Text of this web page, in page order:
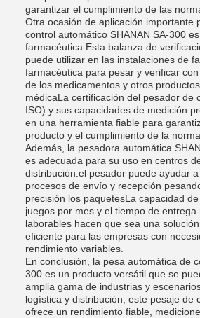
garantizar el cumplimiento de las
Otra ocasión de aplicación importante
control automático SHANAN SA-300
farmacéutica.Esta balanza de
puede utilizar en las instalaciones de
farmacéutica para pesar y verificar
de los medicamentos y otros
médicaLa certificación del pesador de
ISO) y sus capacidades de medición
en una herramienta fiable para
producto y el cumplimiento de la
Además, la pesadora automática
es adecuada para su uso en centros
distribución.el pesador puede ayudar
procesos de envío y recepción
precisión los paquetesLa capacidad
juegos por mes y el tiempo de
laborables hacen que sea una
eficiente para las empresas con
rendimiento variables.
En conclusión, la pesa automática de
300 es un producto versátil que se
amplia gama de industrias y
logística y distribución, este pesaje de
ofrece un rendimiento fiable,